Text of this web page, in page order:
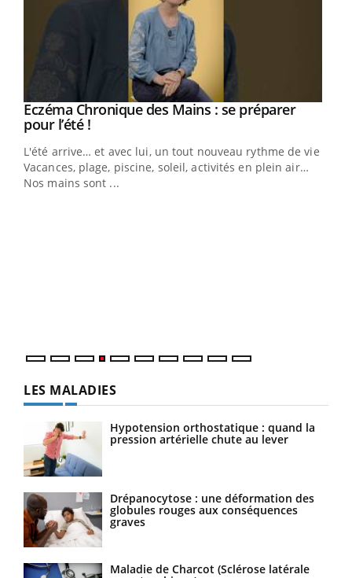
Youtube
Eczéma Chronique des Mains : se préparer
pour l’été !Youtube
L'été arrive… et avec lui, un tout nouveau rythme de vie !
Vacances, plage, piscine, soleil, activités en plein air…
Nos mains sont ...
LES MALADIES
Hypotension orthostatique : quand la
pression artérielle chute au lever
Drépanocytose : une déformation des
globules rouges aux conséquences
graves
Maladie de Charcot (Sclérose latérale